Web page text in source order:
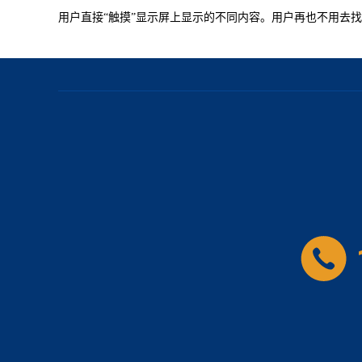
用户直接“触摸”显示屏上显示的不同内容。用户再也不用去